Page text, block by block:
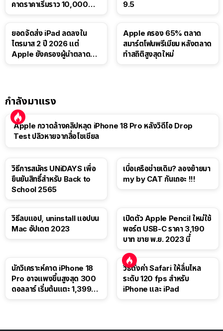
คาดราคาเริ่มราว 10,000
9.5
ยอดจัดส่ง iPad ลดลงใน
ไตรมาส 2 ปี 2026 แต่
Apple ยังครองผู้นำตลาด
Apple ครอง 65% ตลาด
สมาร์ตโฟนพรีเมียม หลังตลาด
ทำสถิติสูงสุดใหม่
กำลังมาแรง
Apple กวาดล้างคลิปหลุด iPhone 18 Pro หลังวิดีโอ Drop
Test ปลิวหายจากสื่อโซเชียล
วิธีการสมัคร UNiDAYS เพื่อ
ยืนยันสิทธิ์สำหรับ Back to
School 2565
เบื่อเครือข่ายเดิม? ลองย้ายมา
my by CAT กันเถอะ !!!
วิธีลบแอป, uninstall แอปบน
Mac อัปเดต 2023
เปิดตัว Apple Pencil ใหม่ใช้
พอร์ต USB-C ราคา 3,190
บาท ขาย พ.ย. 2023 นี้
นักวิเคราะห์คาด iPhone 18
Pro อาจแพงขึ้นสูงสุด 300
ดอลลาร์ เริ่มต้นแตะ 1,399
วิธีตั้งค่า Safari ให้ลื่นไหล
ระดับ 120 fps สำหรับ
iPhone และ iPad